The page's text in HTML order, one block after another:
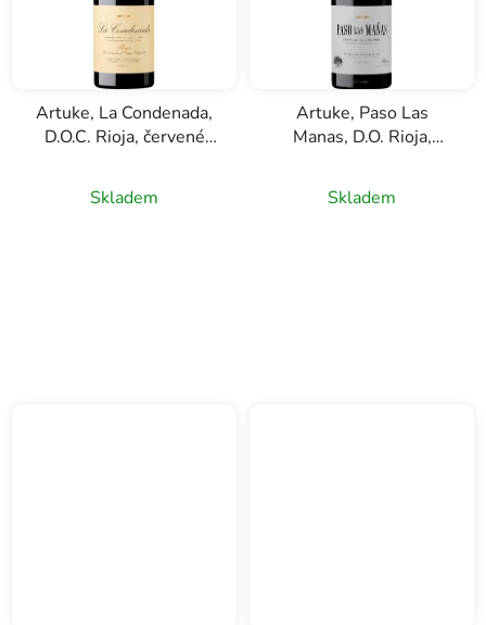
Artuke, La Condenada,
D.O.C. Rioja, červené
Skladem
Artuke, Paso Las
Manas, D.O. Rioja,
Skladem